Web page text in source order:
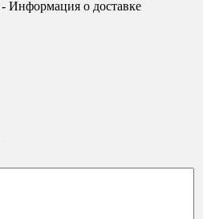
- Информация о доставке